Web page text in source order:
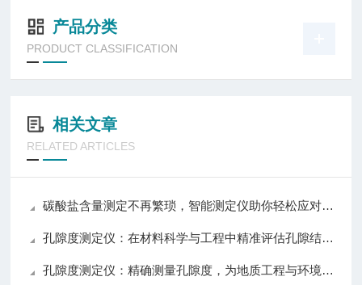
釜体可翻转，便于清洗
产品分类
PRODUCT CLASSIFICATION
相关文章
RELATED ARTICLES
碳酸盐含量测定不再繁琐，智能测定仪助你轻松应对各种挑战！
孔隙度测定仪：在材料科学与工程中精准评估孔隙结构的关键技术与应用
孔隙度测定仪：精确测量孔隙度，为地质工程与环境科学提供可靠数据